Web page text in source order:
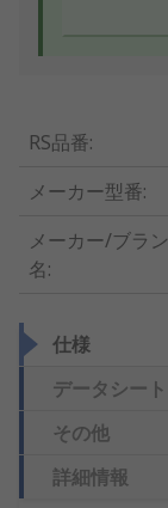
RS品番:
メーカー型番:
メーカー/ブラ
名:
仕様
データシート
その他
詳細情報